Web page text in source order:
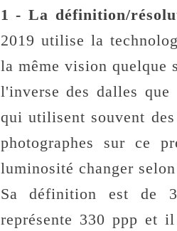
1 - La définition/
2019 utilise la
la même vision quelque
l'inverse des dalles
qui utilisent souvent
photographes sur ce
luminosité changer
Sa définition est de
représente 330 ppp et